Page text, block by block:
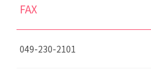
FAX
049-230-2101